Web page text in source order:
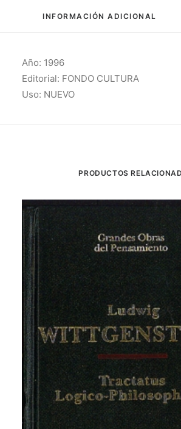
INFORMACIÓN ADICIONAL
Año: 1996
Editorial: FONDO CULTURA
Uso: NUEVO
PRODUCTOS